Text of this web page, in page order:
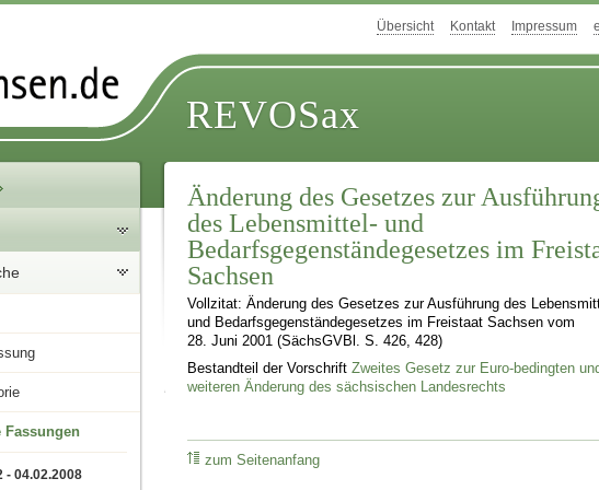
Übersicht Kontakt Impressum
REVOSax
Fassungen
- 04.02.2008
Änderung des Gesetzes zur
des Lebensmittel- und
Bedarfsgegenständegesetzes im
Sachsen
Vollzitat: Änderung des Gesetzes zur Ausführung des
und Bedarfsgegenständegesetzes im Freistaat Sachsen vom
28. Juni 2001 (SächsGVBl. S. 426, 428)
Bestandteil der VorschriftZweites Gesetz zur Euro-bedingten
weiteren Änderung des sächsischen Landesrechts
zum Seitenanfang